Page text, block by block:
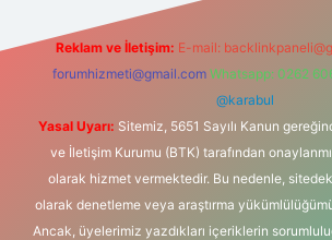
Reklam ve İletişim: E-mail:
forumhizmeti@gmail.com Whatsapp: 0262
@karabul
Yasal Uyarı: Sitemiz, 5651 Sayılı Kanun
ve İletişim Kurumu (BTK) tarafından
olarak hizmet vermektedir. Bu nedenle,
olarak denetleme veya araştırma
Ancak, üyelerimiz yazdıkları içeriklerin